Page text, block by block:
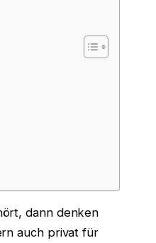
dann denken
auch privat für